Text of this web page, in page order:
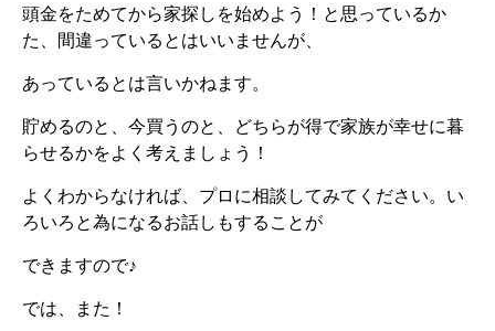
頭金をためてから家探しを始めよう！と思っているか
た、間違っているとはいいませんが、
あっているとは言いかねます。
貯めるのと、今買うのと、どちらが得で家族が幸せに暮
らせるかをよく考えましょう！
よくわからなければ、プロに相談してみてください。い
ろいろと為になるお話しもすることが
できますので♪
では、また！